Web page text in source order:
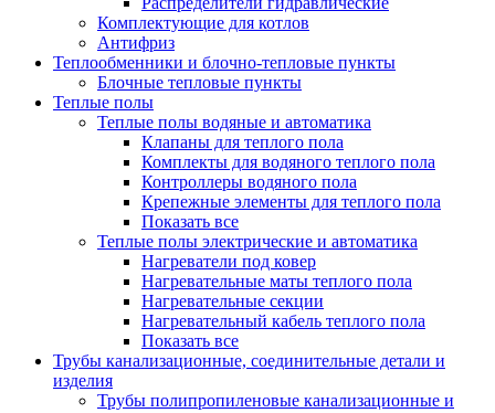
Комплектующие для котлов
Антифриз
Теплообменники и блочно-тепловые пункты
Блочные тепловые пункты
Теплые полы
Теплые полы водяные и автоматика
Клапаны для теплого пола
Комплекты для водяного теплого пола
Контроллеры водяного пола
Крепежные элементы для теплого пола
Показать все
Теплые полы электрические и автоматика
Нагреватели под ковер
Нагревательные маты теплого пола
Нагревательные секции
Нагревательный кабель теплого пола
Показать все
Трубы канализационные, соединительные детали и
изделия
Трубы полипропиленовые канализационные и